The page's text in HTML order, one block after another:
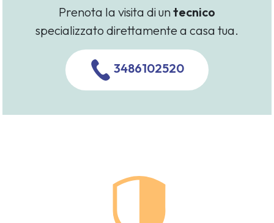
Prenota la visita di untecnico
specializzato direttamente a casa tua.
3486102520